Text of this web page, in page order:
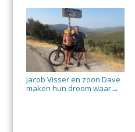
Jacob Visser en zoon Dave
maken hun droom waar→